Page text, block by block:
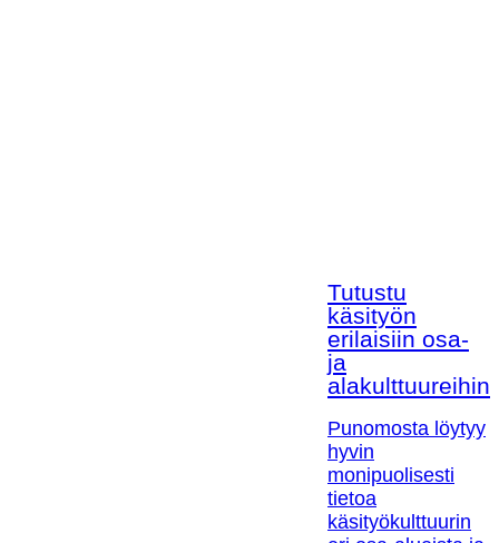
Tutustu
käsityön
erilaisiin osa-
ja
alakulttuureihin!
Punomosta löytyy
hyvin
monipuolisesti
tietoa
käsityökulttuurin